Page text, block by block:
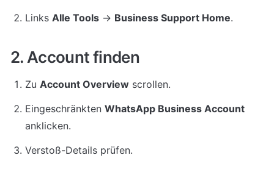
Links Alle Tools → Business Support Home.
2. Account finden
Zu Account Overview scrollen.
Eingeschränkten WhatsApp Business Account
anklicken.
Verstoß-Details prüfen.